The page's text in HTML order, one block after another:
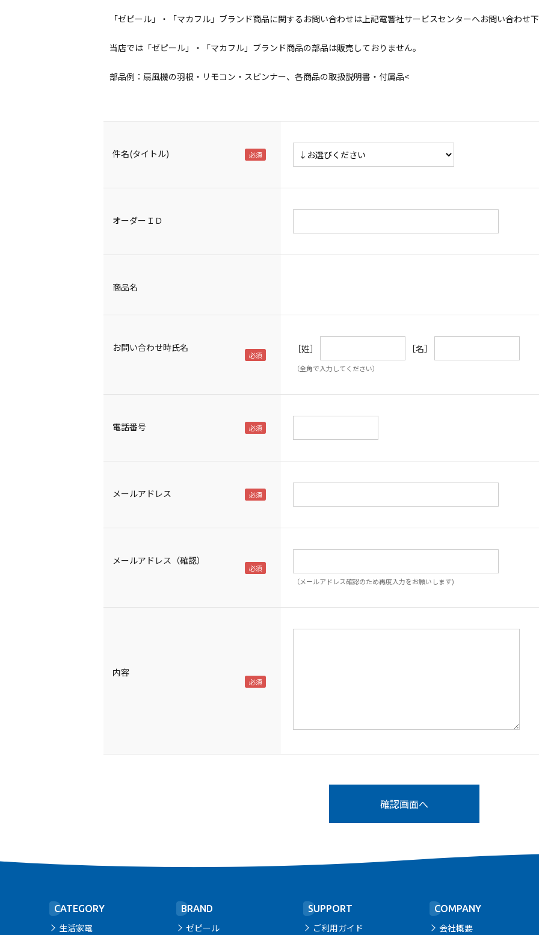
「ゼピール」・「マカフル」ブランド商品に関するお問い合わせは上記電響社サービスセンターへお問い合わせ
当店では「ゼピール」・「マカフル」ブランド商品の部品は販売しておりません。
部品例：扇風機の羽根・リモコン・スピンナー、各商品の取扱説明書・付属品<
件名(タイトル)
オーダーＩＤ
商品名
お問い合わせ時氏名 ［姓］ ［名］
（全角で入力してください）
電話番号
メールアドレス
メールアドレス（確認）
（メールアドレス確認のため再度入力をお願いします)
内容
CATEGORY
生活家電
BRAND
ゼピール
SUPPORT
ご利用ガイド
COMPANY
会社概要